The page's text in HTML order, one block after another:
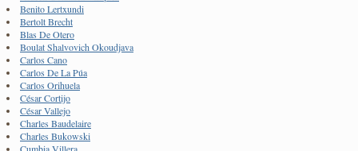
Benito Lertxundi
Bertolt Brecht
Blas De Otero
Boulat Shalvovich Okoudjava
Carlos Cano
Carlos De La Púa
Carlos Orihuela
César Cortijo
César Vallejo
Charles Baudelaire
Charles Bukowski